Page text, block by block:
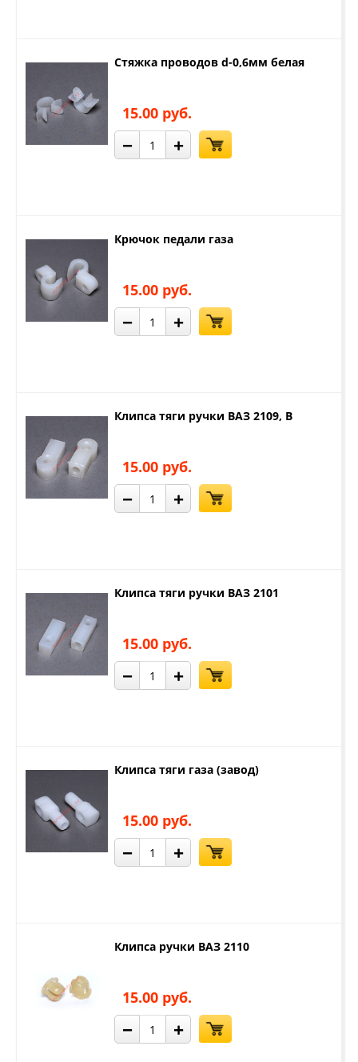
Стяжка проводов d-0,6мм белая
15.00 руб.
− +
Крючок педали газа
15.00 руб.
− +
Клипса тяги ручки ВАЗ 2109, В
15.00 руб.
− +
Клипса тяги ручки ВАЗ 2101
15.00 руб.
− +
Клипса тяги газа (завод)
15.00 руб.
− +
Клипса ручки ВАЗ 2110
15.00 руб.
− +